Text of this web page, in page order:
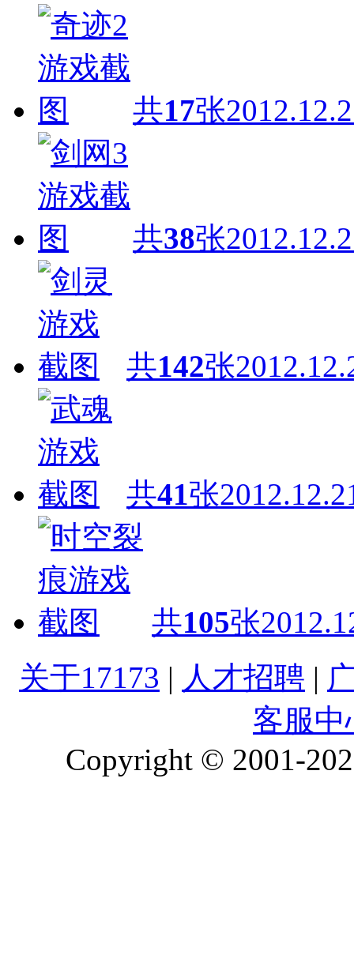
共17张
共38张
共142张
共41张
共105张
关于17173 | 人才招聘 |
客服中
Copyright © 2001-